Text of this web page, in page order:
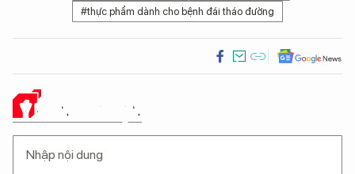
#thực phẩm dành cho bệnh đái tháo đường
Ý KIẾN CỦA BẠN